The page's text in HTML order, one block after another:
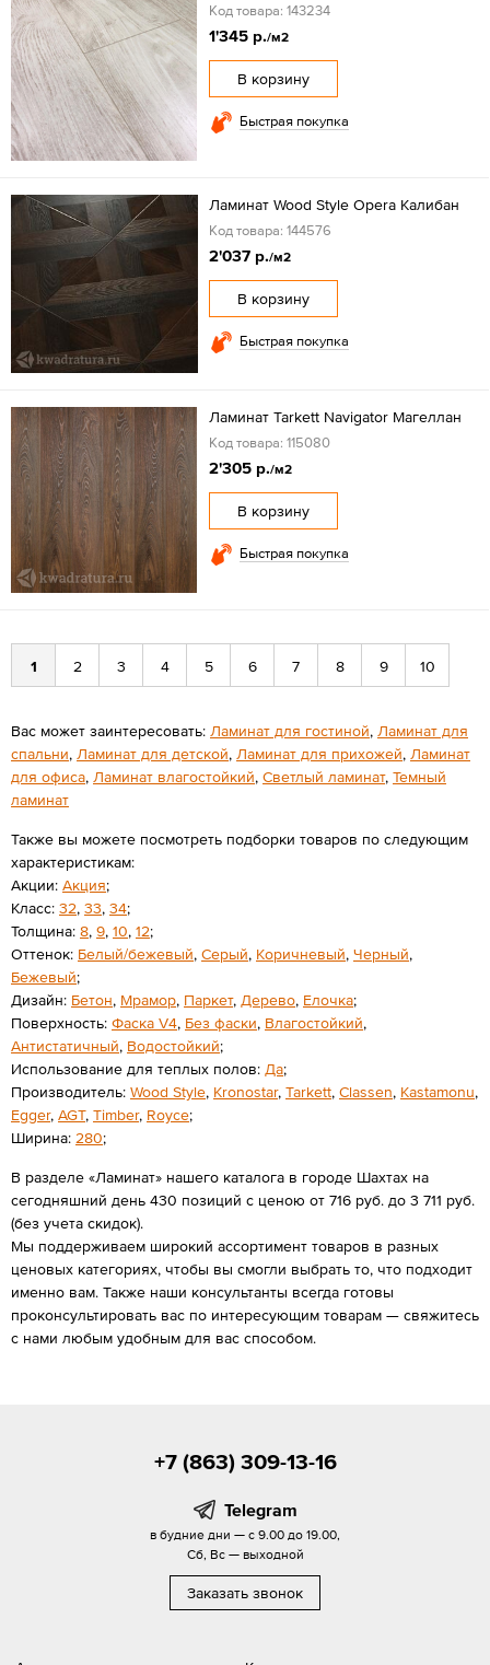
Код товара: 143234
1'345 р./м2
В корзину
Быстрая покупка
Ламинат Wood Style Opera Калибан
Код товара: 144576
2'037 р./м2
В корзину
Быстрая покупка
Ламинат Tarkett Navigator Mагеллан
Код товара: 115080
2'305 р./м2
В корзину
Быстрая покупка
1 2 3 4 5 6 7 8 9 10
Вас может заинтересовать: Ламинат для гостиной, Ламинат для
спальни, Ламинат для детской, Ламинат для прихожей, Ламинат
для офиса, Ламинат влагостойкий, Светлый ламинат, Темный
ламинат
Также вы можете посмотреть подборки товаров по следующим
характеристикам:
Акции: Акция;
Класс: 32, 33, 34;
Толщина: 8, 9, 10, 12;
Оттенок: Белый/бежевый, Серый, Коричневый, Черный,
Бежевый;
Дизайн: Бетон, Мрамор, Паркет, Дерево, Елочка;
Поверхность: Фаска V4, Без фаски, Влагостойкий,
Антистатичный, Водостойкий;
Использование для теплых полов: Да;
Производитель: Wood Style, Kronostar, Tarkett, Classen, Kastamonu,
Egger, AGT, Timber, Royce;
Ширина: 280;
В разделе «Ламинат» нашего каталога в городе Шахтах на
сегодняшний день 430 позиций с ценою от 716 руб. до 3 711 руб.
(без учета скидок).
Мы поддерживаем широкий ассортимент товаров в разных
ценовых категориях, чтобы вы смогли выбрать то, что подходит
именно вам. Также наши консультанты всегда готовы
проконсультировать вас по интересующим товарам — свяжитесь
с нами любым удобным для вас способом.
+7 (863) 309-13-16
Telegram
в будние дни — с 9.00 до 19.00,
Сб, Вс — выходной
Заказать звонок